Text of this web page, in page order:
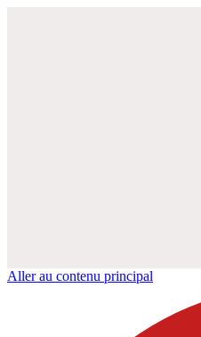
Aller au contenu principal